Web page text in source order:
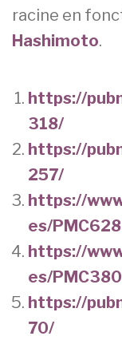
racine en
Hashimoto.
https://
318/
https://
257/
https://
es/
https://
es/
https://
70/